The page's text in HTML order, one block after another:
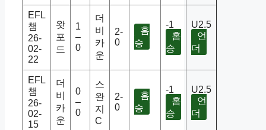
EFL
챔
26-
02-
22
왓
포
드
1
–
0
더
비
카
운
2-
0
홈
승
-1
홈
승
U2.5
언
더
EFL
챔
26-
02-
15
더
비
카
운
0
–
0
스
완
지
C
2-
0
홈
승
-1
홈
승
U2.5
언
더